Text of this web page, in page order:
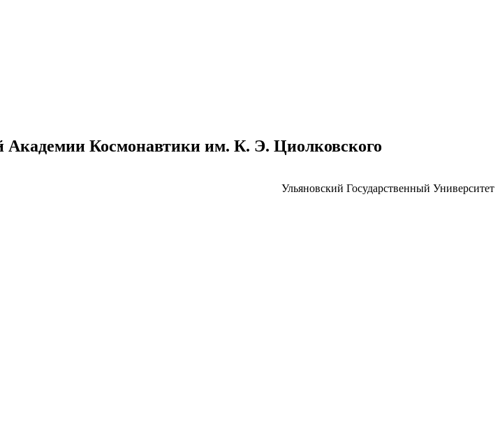
Академии Космонавтики им. К. Э. Циолковского
Ульяновский Государственный Университет